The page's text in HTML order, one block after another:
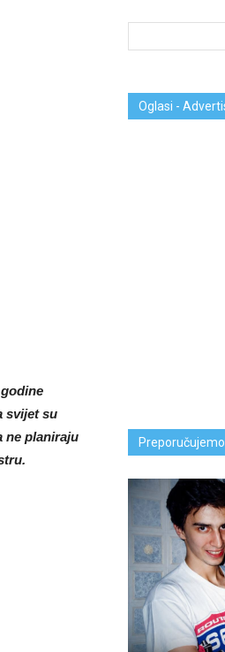
svijet su
ne planiraju
Oglasi -
Preporučujemo